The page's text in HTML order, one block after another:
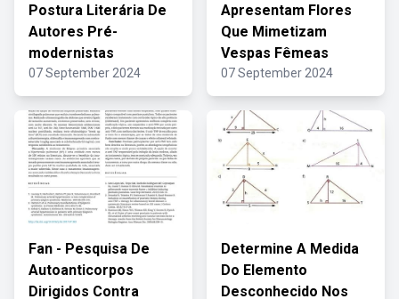
Postura Literária De
Autores Pré-
modernistas
07 September 2024
Apresentam Flores
Que Mimetizam
Vespas Fêmeas
07 September 2024
Fan - Pesquisa De
Autoanticorpos
Dirigidos Contra
Determine A Medida
Do Elemento
Desconhecido Nos